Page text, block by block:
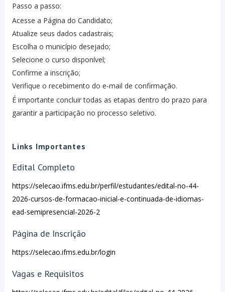
Passo a passo:
Acesse a Página do Candidato;
Atualize seus dados cadastrais;
Escolha o município desejado;
Selecione o curso disponível;
Confirme a inscrição;
Verifique o recebimento do e-mail de confirmação.
É importante concluir todas as etapas dentro do prazo para
garantir a participação no processo seletivo.
Links Importantes
Edital Completo
https://selecao.ifms.edu.br/perfil/estudantes/edital-no-44-
2026-cursos-de-formacao-inicial-e-continuada-de-idiomas-
ead-semipresencial-2026-2
Página de Inscrição
https://selecao.ifms.edu.br/login
Vagas e Requisitos